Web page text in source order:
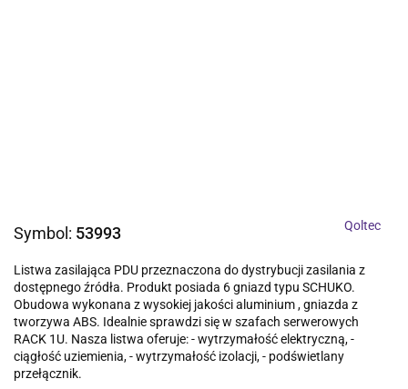
Symbol: 53993 Qoltec
Listwa zasilająca PDU przeznaczona do dystrybucji zasilania z
dostępnego źródła. Produkt posiada 6 gniazd typu SCHUKO.
Obudowa wykonana z wysokiej jakości aluminium , gniazda z
tworzywa ABS. Idealnie sprawdzi się w szafach serwerowych
RACK 1U. Nasza listwa oferuje: - wytrzymałość elektryczną, -
ciągłość uziemienia, - wytrzymałość izolacji, - podświetlany
przełącznik.